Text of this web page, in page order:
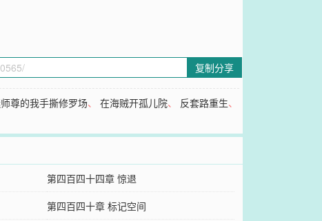
复制分享
尊的我手撕修罗场、在海贼开孤儿院、 反套路重生、
第四百四十四章 惊退
第四百四十章 标记空间